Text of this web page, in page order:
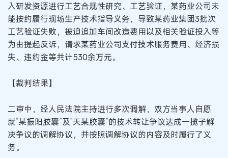
入研发资源进行工艺合规性研究、工艺验证，某药业公司未
能按约履行现场生产技术指导义务，导致某药业集团3批次
工艺验证失败，被迫追加车间改造费用以及相关验证投入等
为由提起反诉，请求某药业公司支付技术服务费用、经济损
失、违约金等共计530余万元。
【裁判结果】
二审中，经人民法院主持进行多次调解，双方当事人自愿
就“某振阳胶囊”及“天某胶囊”的技术转让争议达成一揽子解
决争议的调解协议，并按照调解协议的内容及时履行了义
务。